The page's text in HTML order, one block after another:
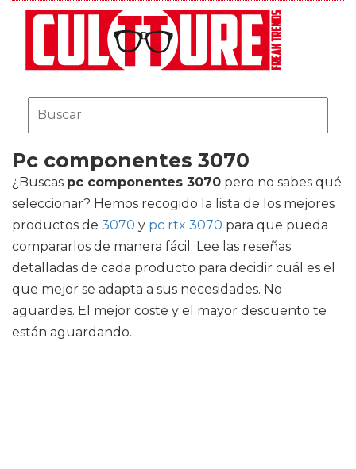
Pc componentes 3070
¿Buscas pc componentes 3070 pero no sabes qué
seleccionar? Hemos recogido la lista de los mejores
productos de 3070 y pc rtx 3070 para que pueda
compararlos de manera fácil. Lee las reseñas
detalladas de cada producto para decidir cuál es el
que mejor se adapta a sus necesidades. No
aguardes. El mejor coste y el mayor descuento te
están aguardando.